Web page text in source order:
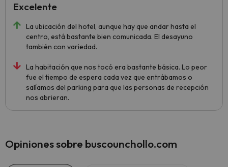
La ubicación del hotel, aunque hay que andar hasta el
centro, está bastante bien comunicada. El desayuno
también con variedad.
La habitación que nos tocó era bastante básica. Lo peor
fue el tiempo de espera cada vez que entrábamos o
salíamos del parking para que las personas de recepción
nos abrieran.
Excelente
Opiniones sobre buscounchollo.com